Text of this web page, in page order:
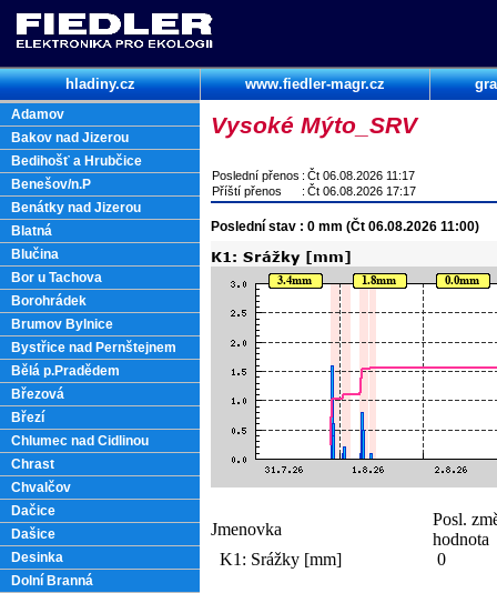
hladiny.cz www.fiedler-magr.cz
Adamov
Bakov nad Jizerou
Bedihošť a Hrubčice
Benešov/n.P
Benátky nad Jizerou
Blatná
Blučina
Bor u Tachova
Borohrádek
Brumov Bylnice
Bystřice nad Pernštejnem
Bělá p.Pradědem
Březová
Březí
Chlumec nad Cidlinou
Chrast
Chvalčov
Dačice
Dašice
Desinka
Dolní Branná
Vysoké Mýto_SRV
Poslední přenos : Čt 06.08.2026 11:17
Příští přenos
: Čt 06.08.2026 17:17
Poslední stav : 0 mm (Čt 06.08.2026 11:00)
Jmenovka
Posl.
hodnota
K1: Srážky [mm]
0